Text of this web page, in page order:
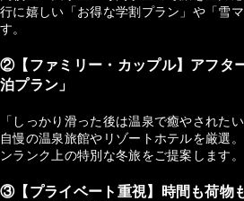
行に嬉しい「お得な学割プラン」や「雪
す。
②【ファミリー・カップル】アフタ
泊プラン」
「しっかり滑った後は温泉で癒やされた
自慢の温泉旅館やリゾートホテルを厳選
ンランク上の特別な冬旅をご提案します。
③【プライベート重視】時間も荷物